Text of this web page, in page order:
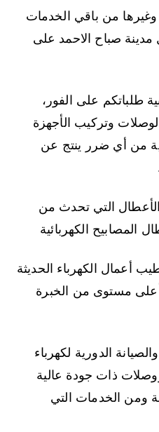
من باقي الخدمات
مدينة صباح الاحمد على
طلباتكم على الفور،
وتركيب الأجهزة
من أي ضرر ينتج عن
التي تحدث من
المصابيح الكهربائية
الكهرباء الحديثة
مستوى من الخبرة
الدورية لكهرباء
ذات جودة عالية
ومن الخدمات التي